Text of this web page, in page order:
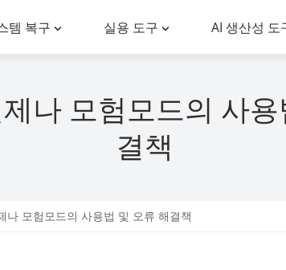
템 복구 실용 도구 AI 생산성 도
나 모험모드의 사
결책
나 모험모드의 사용법 및 오류 해결책